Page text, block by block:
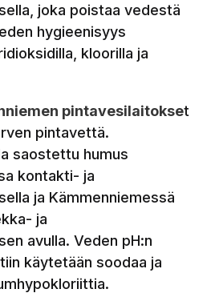
joka poistaa vedestä
hygieenisyys
kloorilla ja
pintavesilaitokset
pintavettä.
saostettu humus
kontakti- ja
ja Kämmenniemessä
ja
avulla. Veden pH:n
käytetään soodaa ja